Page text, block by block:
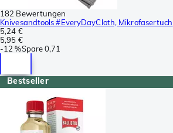
182 Bewertungen
Knivesandtools #EveryDayCloth, Mikrofasertuch
5,24 €
5,95 €
-12 %Spare0,71
Bestseller